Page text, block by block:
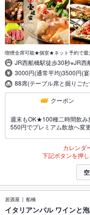
喫煙全席可能★個室★ネット予約で最
JR西船橋駅徒歩30秒※JR
3000円(通常平均)3500円(
88席(テーブル席と掘りご
クーポン
週末もOK★100種二時間飲
550円でプレミアム飲放へ変
カレンダ
下記ボタンを押
居酒屋 船橋
イタリアンバル ワインと